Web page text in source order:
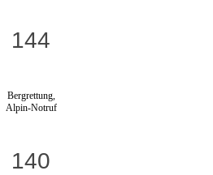
144
Bergrettung,
Alpin-Notruf
140